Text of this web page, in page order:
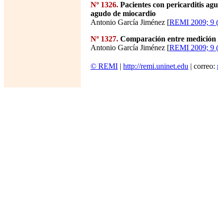
Nº 1326. Pacientes con pericarditis
agudo de miocardio
Antonio García Jiménez [REMI 2009; 9
Nº 1327. Comparación entre
Antonio García Jiménez [REMI 2009; 9
© REMI | http://remi.uninet.edu | correo: